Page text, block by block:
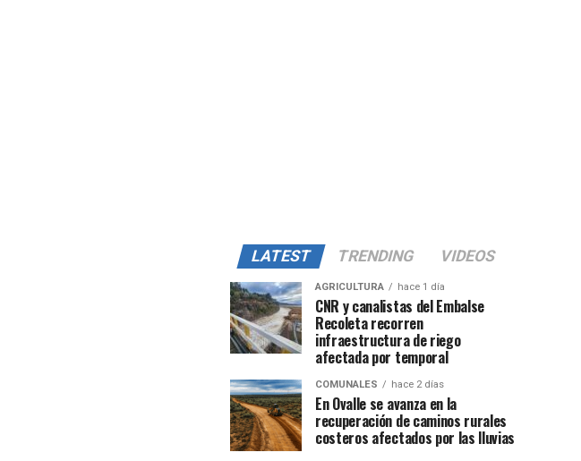
LATEST TRENDING VIDEOS
AGRICULTURA hace 1 día
CNR y canalistas del Embalse
Recoleta recorren
infraestructura de riego
afectada por temporal
COMUNALES hace 2 días
En Ovalle se avanza en la
recuperación de caminos rurales
costeros afectados por las lluvias